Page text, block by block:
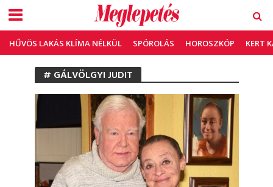
HŰVÖS LAKÁS KLÍMA NÉLKÜL SPÓROLÁS HOROSZKÓP KERT
# GÁLVÖLGYI JUDIT